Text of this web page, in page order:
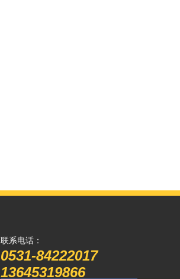
联系电话：
0531-84222017
13645319866